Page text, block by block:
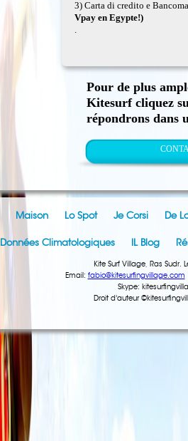
3) Carta di credito e
Vpay en Egypte!)
Pour de plus
Kitesurf cliquez
répondrons dans
Maison Lo Spot Je Corsi De
Données Climatologiques IL Blog
Kite Surf Village, Ras
Email: fabio@kitesurfingvillage.com
Skype:
Droit d'auteur